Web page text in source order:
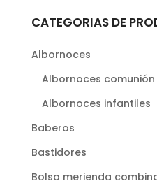
pueden
elegir
página
de
CATEGORIAS DE
Albornoces
Albornoces comunión
Albornoces infantiles
Baberos
Bastidores
Bolsa merienda